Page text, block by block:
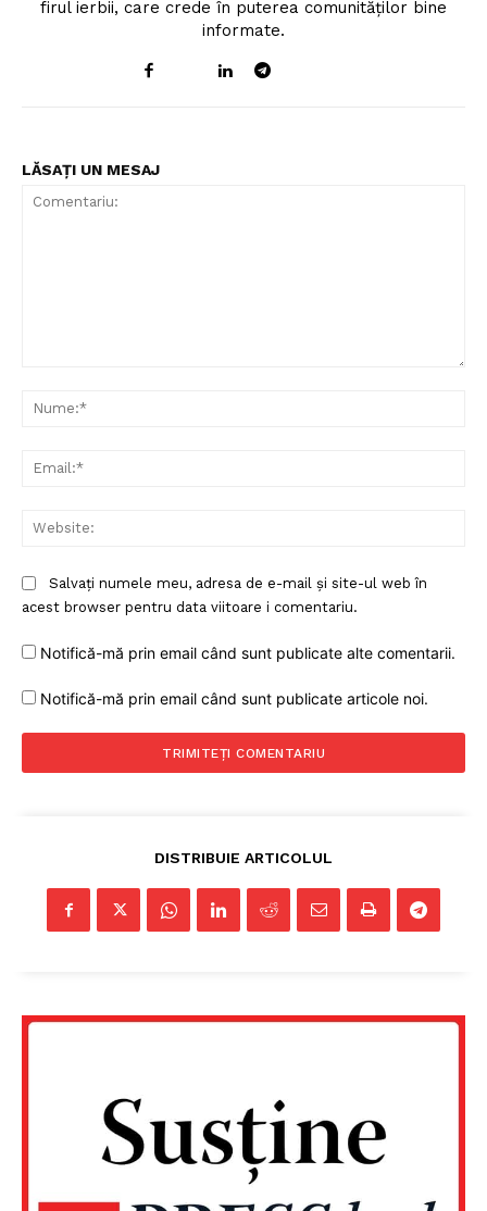
firul ierbii, care crede în puterea comunităților bine
informate.
LĂSAȚI UN MESAJ
Salvați numele meu, adresa de e-mail și site-ul web în
acest browser pentru data viitoare i comentariu.
Notifică-mă prin email când sunt publicate alte comentarii.
Notifică-mă prin email când sunt publicate articole noi.
DISTRIBUIE ARTICOLUL